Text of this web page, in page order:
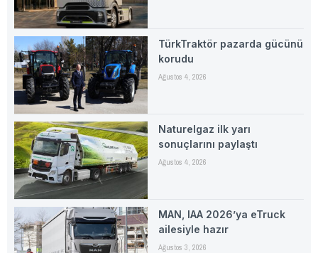
TürkTraktör pazarda gücünü
korudu
Ağustos 4, 2026
Naturelgaz ilk yarı
sonuçlarını paylaştı
Ağustos 4, 2026
MAN, IAA 2026’ya eTruck
ailesiyle hazır
Ağustos 3, 2026